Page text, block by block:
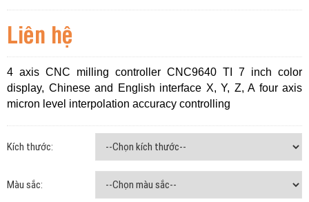
Liên hệ
4 axis CNC milling controller CNC9640 TI 7 inch color
display, Chinese and English interface X, Y, Z, A four axis
micron level interpolation accuracy controlling
Kích thước:
Màu sắc: